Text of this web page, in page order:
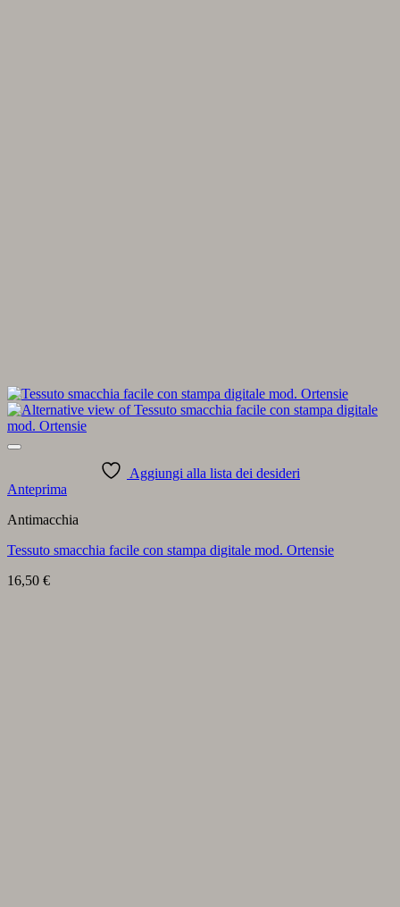
Aggiungi alla lista dei desideri
Anteprima
Antimacchia
Tessuto smacchia facile con stampa digitale mod. Ortensie
16,50 €